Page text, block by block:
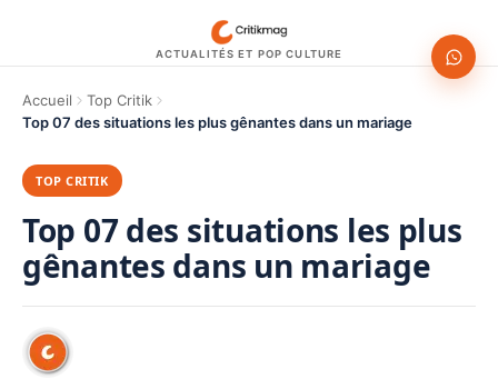
ACTUALITÉS ET POP CULTURE
Accueil
Top Critik
Top 07 des situations les plus gênantes dans un mariage
TOP CRITIK
Top 07 des situations les plus
gênantes dans un mariage